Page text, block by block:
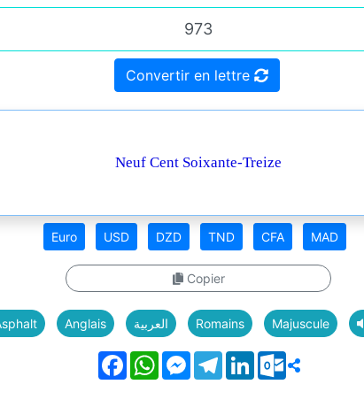
Convertir en lettre
Neuf Cent Soixante-Treize
Euro USD DZD TND CFA MAD
Copier
Anglais العربية Romains Majuscule
FacebookWhatsAppMessenger
Telegram
LinkedInOutlook.com